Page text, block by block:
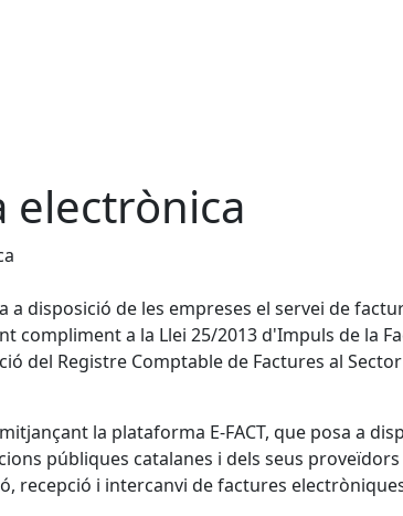
electrònica
a disposició de les empreses el servei de
compliment a la Llei 25/2013 d'Impuls de la
del Registre Comptable de Factures al Sector
la plataforma E-FACT, que posa a
públiques catalanes i dels seus proveïdors
recepció i intercanvi de factures